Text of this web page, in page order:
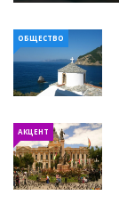
ОБЩЕСТВО
АКЦЕНТ